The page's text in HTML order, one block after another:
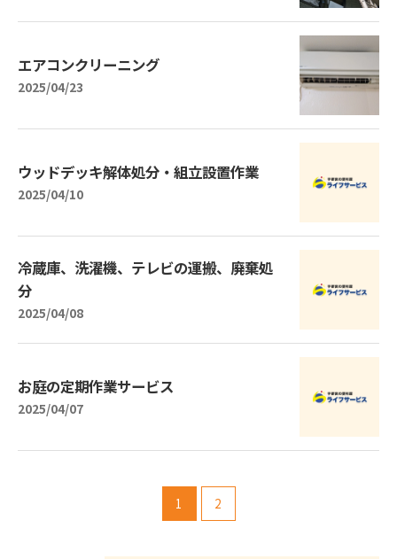
エアコンクリーニング
2025/04/23
ウッドデッキ解体処分・組立設置作業
2025/04/10
冷蔵庫、洗濯機、テレビの運搬、廃棄処
分
2025/04/08
お庭の定期作業サービス
2025/04/07
1 2